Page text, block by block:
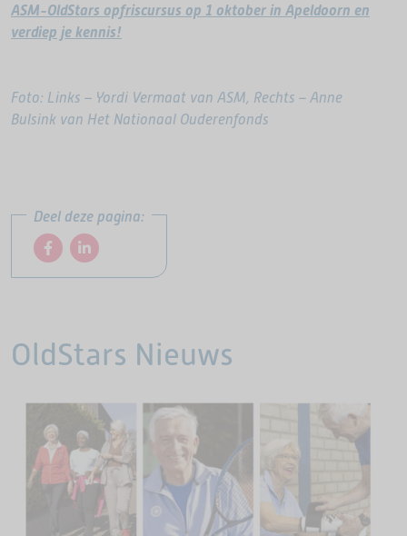
ASM-OldStars opfriscursus op 1 oktober in Apeldoorn en
verdiep je kennis!
Foto: Links – Yordi Vermaat van ASM, Rechts – Anne
Bulsink van Het Nationaal Ouderenfonds
Deel deze pagina:
OldStars Nieuws